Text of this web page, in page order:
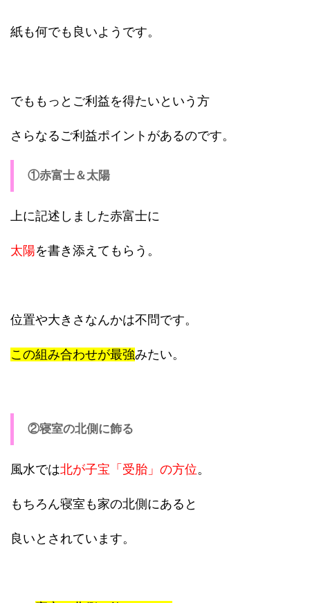
紙も何でも良いようです。
でももっとご利益を得たいという方
さらなるご利益ポイントがあるのです。
①赤富士＆太陽
上に記述しました赤富士に
太陽を書き添えてもらう。
位置や大きさなんかは不問です。
この組み合わせが最強みたい。
②寝室の北側に飾る
風水では北が子宝「受胎」の方位。
もちろん寝室も家の北側にあると
良いとされています。